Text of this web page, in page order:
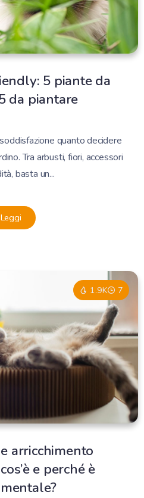
5 piante da
da piantare
quanto decidere
Tra arbusti, fiori, accessori
basta un...
Leggi
1.9K 7
arricchimento
e perché è